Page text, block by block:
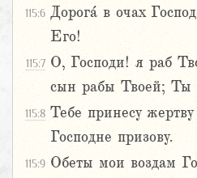
115:6 Дорога́ в очах
Его!
115:7 О, Господи! я раб
сын рабы Твоей; Ты
115:8 Тебе принесу
Господне призову.
115:9 Обеты мои воздам